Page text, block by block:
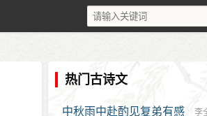
热门古诗文
中秋雨中赴酌见复弟有感 李